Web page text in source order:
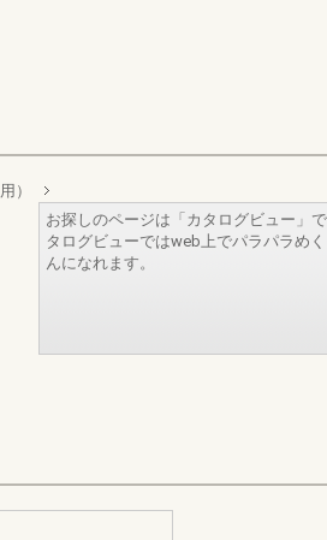
）
お探しのページは「カタログビュー」
タログビューではweb上でパラパラめ
んになれます。